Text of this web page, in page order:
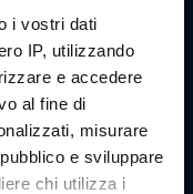
i vostri dati
IP, utilizzando
e accedere
al fine di
misurare
e sviluppare
chi utilizza i
V, 44